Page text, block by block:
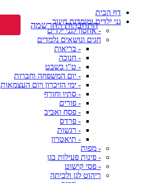
דף הבית
גני ילדים ומוסדות חינוך
- אחסון לגני ילדים
חגים ונושאים נלמדים
- בריאות
- חנוכה
- ט"ו בשבט
- יום המשפחה וחברות
- ימי הזיכרון ויום העצמאות
- סתיו וחורף
- פורים
- פסח ואביב
- פרדס
- רגשות
- תיאטרון
- מפות
- פינות פעילות בגן
- פסי קישוט
ריהוט לגן ולכיתה
התחברות \ הרשמה